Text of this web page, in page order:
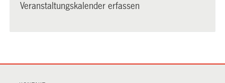
Veranstaltungskalender erfassen